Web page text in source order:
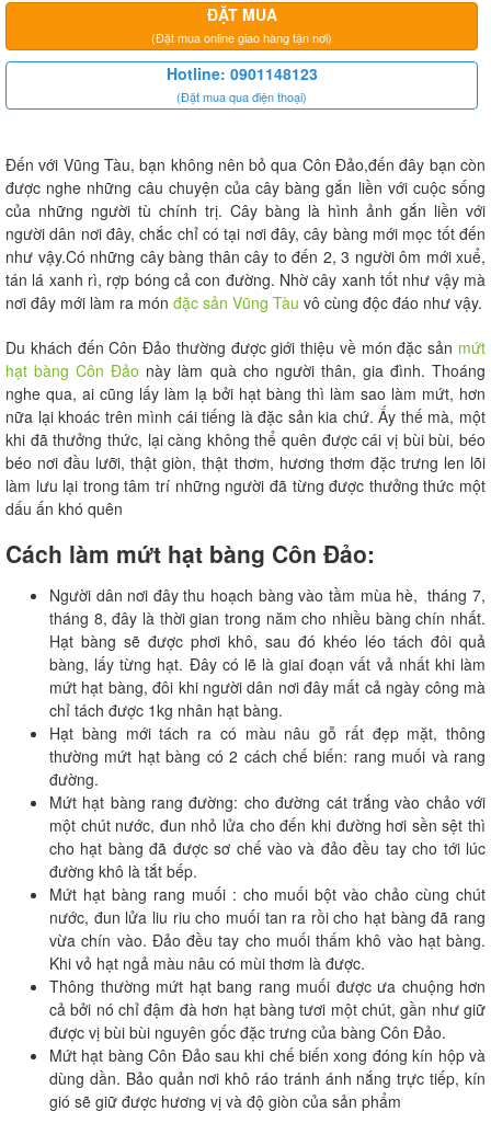
ĐẶT MUA
(Đặt mua online giao hàng tận nơi)
Hotline: 0901148123
(Đặt mua qua điện thoại)
Đến với Vũng Tàu, bạn không nên bỏ qua Côn Đảo,đến đây bạn còn
được nghe những câu chuyện của cây bàng gắn liền với cuộc sống
của những người tù chính trị. Cây bàng là hình ảnh gắn liền với
người dân nơi đây, chắc chỉ có tại nơi đây, cây bàng mới mọc tốt đến
như vậy.Có những cây bàng thân cây to đến 2, 3 người ôm mới xuể,
tán lá xanh rì, rợp bóng cả con đường. Nhờ cây xanh tốt như vậy mà
nơi đây mới làm ra món đặc sản Vũng Tàu vô cùng độc đáo như vậy.
Du khách đến Côn Đảo thường được giới thiệu về món đặc sản mứt
hạt bàng Côn Đảo này làm quà cho người thân, gia đình. Thoáng
nghe qua, ai cũng lấy làm lạ bởi hạt bàng thì làm sao làm mứt, hơn
nữa lại khoác trên mình cái tiếng là đặc sản kia chứ. Ấy thế mà, một
khi đã thưởng thức, lại càng không thể quên được cái vị bùi bùi, béo
béo nơi đầu lưỡi, thật giòn, thật thơm, hương thơm đặc trưng len lõi
làm lưu lại trong tâm trí những người đã từng được thưởng thức một
dấu ấn khó quên
Cách làm mứt hạt bàng Côn Đảo:
Người dân nơi đây thu hoạch bàng vào tầm mùa hè, tháng 7,
tháng 8, đây là thời gian trong năm cho nhiều bàng chín nhất.
Hạt bàng sẽ được phơi khô, sau đó khéo léo tách đôi quả
bàng, lấy từng hạt. Đây có lẽ là giai đoạn vất vả nhất khi làm
mứt hạt bàng, đôi khi người dân nơi đây mất cả ngày công mà
chỉ tách được 1kg nhân hạt bàng.
Hạt bàng mới tách ra có màu nâu gỗ rất đẹp mặt, thông
thường mứt hạt bàng có 2 cách chế biến: rang muối và rang
đường.
Mứt hạt bàng rang đường: cho đường cát trắng vào chảo với
một chút nước, đun nhỏ lửa cho đến khi đường hơi sền sệt thì
cho hạt bàng đã được sơ chế vào và đảo đều tay cho tới lúc
đường khô là tắt bếp.
Mứt hạt bàng rang muối : cho muối bột vào chảo cùng chút
nước, đun lửa liu riu cho muối tan ra rồi cho hạt bàng đã rang
vừa chín vào. Đảo đều tay cho muối thấm khô vào hạt bàng.
Khi vỏ hạt ngả màu nâu có mùi thơm là được.
Thông thường mứt hạt bang rang muối được ưa chuộng hơn
cả bởi nó chỉ đậm đà hơn hạt bàng tươi một chút, gần như giữ
được vị bùi bùi nguyên gốc đặc trưng của bàng Côn Đảo.
Mứt hạt bàng Côn Đảo sau khi chế biến xong đóng kín hộp và
dùng dần. Bảo quản nơi khô ráo tránh ánh nắng trực tiếp, kín
gió sẽ giữ được hương vị và độ giòn của sản phẩm